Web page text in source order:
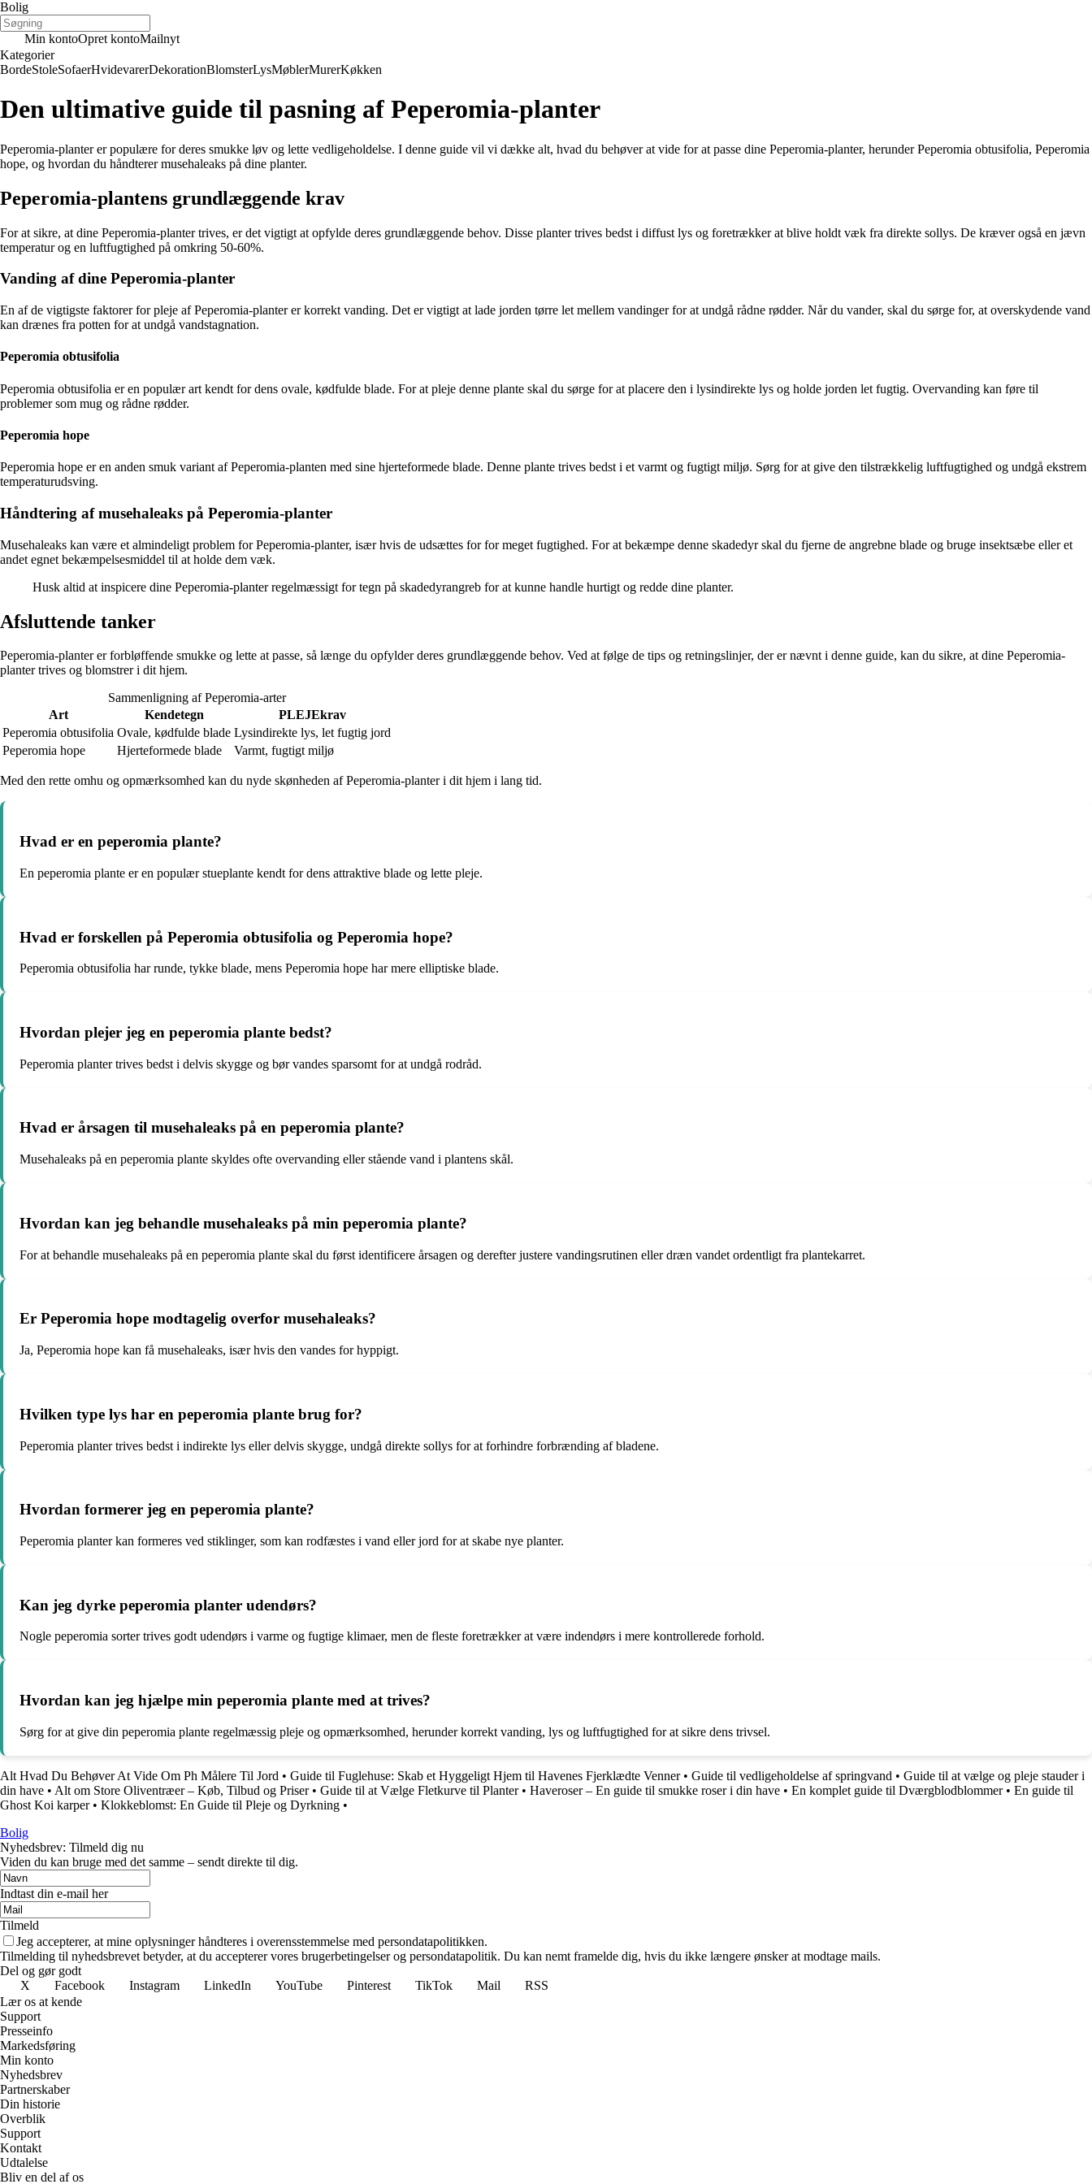
Bolig
Min kontoOpret kontoMailnyt
Kategorier
BordeStoleSofaerHvidevarerDekorationBlomsterLysMøblerMurerKøkken
Den ultimative guide til pasning af Peperomia-planter
Peperomia-planter er populære for deres smukke løv og lette vedligeholdelse. I denne guide vil vi dække alt, hvad du behøver at vide for at passe dine Peperomia-planter, herunder Peperomia obtusifolia, Peperomia
hope, og hvordan du håndterer musehaleaks på dine planter.
Peperomia-plantens grundlæggende krav
For at sikre, at dine Peperomia-planter trives, er det vigtigt at opfylde deres grundlæggende behov. Disse planter trives bedst i diffust lys og foretrækker at blive holdt væk fra direkte sollys. De kræver også en jævn
temperatur og en luftfugtighed på omkring 50-60%.
Vanding af dine Peperomia-planter
En af de vigtigste faktorer for pleje af Peperomia-planter er korrekt vanding. Det er vigtigt at lade jorden tørre let mellem vandinger for at undgå rådne rødder. Når du vander, skal du sørge for, at overskydende vand
kan drænes fra potten for at undgå vandstagnation.
Peperomia obtusifolia
Peperomia obtusifolia er en populær art kendt for dens ovale, kødfulde blade. For at pleje denne plante skal du sørge for at placere den i lysindirekte lys og holde jorden let fugtig. Overvanding kan føre til
problemer som mug og rådne rødder.
Peperomia hope
Peperomia hope er en anden smuk variant af Peperomia-planten med sine hjerteformede blade. Denne plante trives bedst i et varmt og fugtigt miljø. Sørg for at give den tilstrækkelig luftfugtighed og undgå ekstrem
temperaturudsving.
Håndtering af musehaleaks på Peperomia-planter
Musehaleaks kan være et almindeligt problem for Peperomia-planter, især hvis de udsættes for for meget fugtighed. For at bekæmpe denne skadedyr skal du fjerne de angrebne blade og bruge insektsæbe eller et
andet egnet bekæmpelsesmiddel til at holde dem væk.
Husk altid at inspicere dine Peperomia-planter regelmæssigt for tegn på skadedyrangreb for at kunne handle hurtigt og redde dine planter.
Afsluttende tanker
Peperomia-planter er forbløffende smukke og lette at passe, så længe du opfylder deres grundlæggende behov. Ved at følge de tips og retningslinjer, der er nævnt i denne guide, kan du sikre, at dine Peperomia-
planter trives og blomstrer i dit hjem.
Sammenligning af Peperomia-arter
Art
Kendetegn
PLEJEkrav
Peperomia obtusifolia Ovale, kødfulde blade Lysindirekte lys, let fugtig jord
Peperomia hope
Hjerteformede blade Varmt, fugtigt miljø
Med den rette omhu og opmærksomhed kan du nyde skønheden af Peperomia-planter i dit hjem i lang tid.
Hvad er en peperomia plante?
En peperomia plante er en populær stueplante kendt for dens attraktive blade og lette pleje.
Hvad er forskellen på Peperomia obtusifolia og Peperomia hope?
Peperomia obtusifolia har runde, tykke blade, mens Peperomia hope har mere elliptiske blade.
Hvordan plejer jeg en peperomia plante bedst?
Peperomia planter trives bedst i delvis skygge og bør vandes sparsomt for at undgå rodråd.
Hvad er årsagen til musehaleaks på en peperomia plante?
Musehaleaks på en peperomia plante skyldes ofte overvanding eller stående vand i plantens skål.
Hvordan kan jeg behandle musehaleaks på min peperomia plante?
For at behandle musehaleaks på en peperomia plante skal du først identificere årsagen og derefter justere vandingsrutinen eller dræn vandet ordentligt fra plantekarret.
Er Peperomia hope modtagelig overfor musehaleaks?
Ja, Peperomia hope kan få musehaleaks, især hvis den vandes for hyppigt.
Hvilken type lys har en peperomia plante brug for?
Peperomia planter trives bedst i indirekte lys eller delvis skygge, undgå direkte sollys for at forhindre forbrænding af bladene.
Hvordan formerer jeg en peperomia plante?
Peperomia planter kan formeres ved stiklinger, som kan rodfæstes i vand eller jord for at skabe nye planter.
Kan jeg dyrke peperomia planter udendørs?
Nogle peperomia sorter trives godt udendørs i varme og fugtige klimaer, men de fleste foretrækker at være indendørs i mere kontrollerede forhold.
Hvordan kan jeg hjælpe min peperomia plante med at trives?
Sørg for at give din peperomia plante regelmæssig pleje og opmærksomhed, herunder korrekt vanding, lys og luftfugtighed for at sikre dens trivsel.
Alt Hvad Du Behøver At Vide Om Ph Målere Til Jord • Guide til Fuglehuse: Skab et Hyggeligt Hjem til Havenes Fjerklædte Venner• Guide til vedligeholdelse af springvand • Guide til at vælge og pleje stauder i
din have • Alt om Store Oliventræer – Køb, Tilbud og Priser• Guide til at Vælge Fletkurve til Planter• Haveroser – En guide til smukke roser i din have • En komplet guide til Dværgblodblommer• En guide til
Ghost Koi karper• Klokkeblomst: En Guide til Pleje og Dyrkning •
Bolig
Nyhedsbrev: Tilmeld dig nu
Viden du kan bruge med det samme – sendt direkte til dig.
Indtast din e-mail her
Tilmeld
Jeg accepterer, at mine oplysninger håndteres i overensstemmelse med persondatapolitikken.
Tilmelding til nyhedsbrevet betyder, at du accepterer vores brugerbetingelser og persondatapolitik. Du kan nemt framelde dig, hvis du ikke længere ønsker at modtage mails.
Del og gør godt
X
Facebook Instagram LinkedIn YouTube Pinterest TikTok Mail
RSS
Lær os at kende
Support
Presseinfo
Markedsføring
Min konto
Nyhedsbrev
Partnerskaber
Din historie
Overblik
Support
Kontakt
Udtalelse
Bliv en del af os